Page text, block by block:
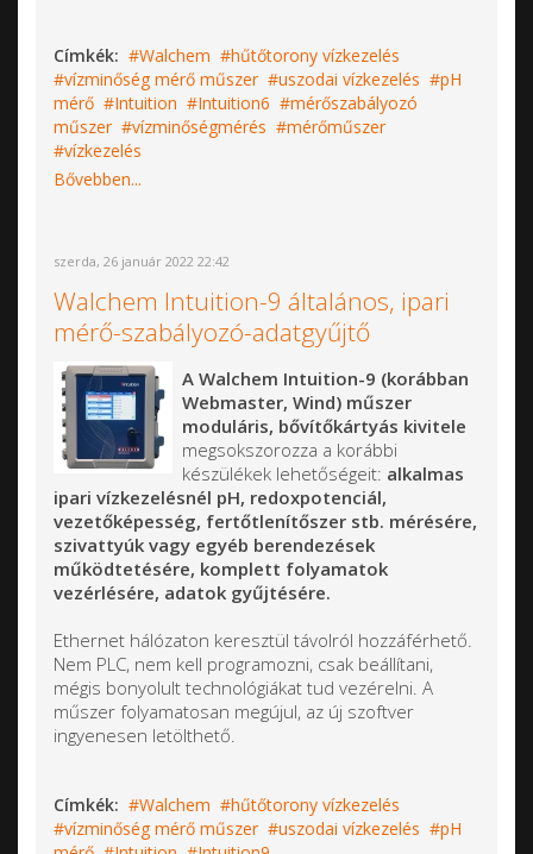
Címkék: Walchem
hűtőtorony vízkezelés
vízminőség mérő műszer
uszodai vízkezelés
pH
mérő
Intuition Intuition6
mérőszabályozó
műszer
vízminőségmérés
mérőműszer
vízkezelés
Bővebben...
szerda, 26 január 2022 22:42
Walchem Intuition-9 általános, ipari
mérő-szabályozó-adatgyűjtő
A Walchem Intuition-9 (korábban
Webmaster, Wind) műszer
moduláris, bővítőkártyás kivitele
megsokszorozza a korábbi
készülékek lehetőségeit: alkalmas
ipari vízkezelésnél pH, redoxpotenciál,
vezetőképesség, fertőtlenítőszer stb. mérésére,
szivattyúk vagy egyéb berendezések
működtetésére, komplett folyamatok
vezérlésére, adatok gyűjtésére.
Ethernet hálózaton keresztül távolról hozzáférhető.
Nem PLC, nem kell programozni, csak beállítani,
mégis bonyolult technológiákat tud vezérelni. A
műszer folyamatosan megújul, az új szoftver
ingyenesen letölthető.
Címkék: Walchem
hűtőtorony vízkezelés
vízminőség mérő műszer
uszodai vízkezelés
pH